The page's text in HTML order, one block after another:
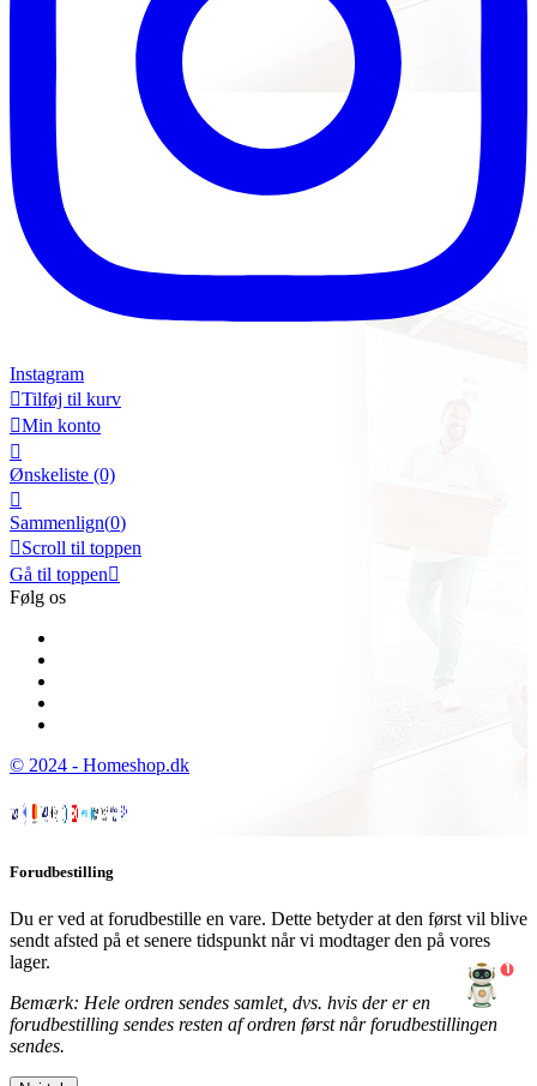
Instagram
Tilføj til kurv
Min konto

Ønskeliste (0)

Sammenlign(0)
Scroll til toppen
Gå til toppen
Følg os
© 2024 - Homeshop.dk
Forudbestilling
Du er ved at forudbestille en vare. Dette betyder at den først vil blive
sendt afsted på et senere tidspunkt når vi modtager den på vores
lager.
Bemærk: Hele ordren sendes samlet, dvs. hvis der er en
forudbestilling sendes resten af ordren først når forudbestillingen
sendes.
1